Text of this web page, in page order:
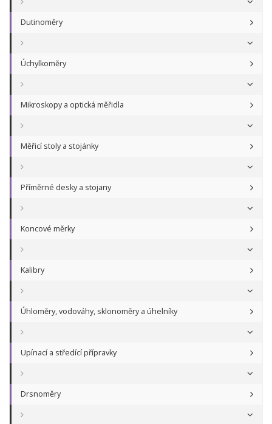
Dutinoměry
Úchylkoměry
Mikroskopy a optická měřidla
Měřicí stoly a stojánky
Příměrné desky a stojany
Koncové měrky
Kalibry
Úhloměry, vodováhy, sklonoměry a úhelníky
Upínací a středící přípravky
Drsnoměry